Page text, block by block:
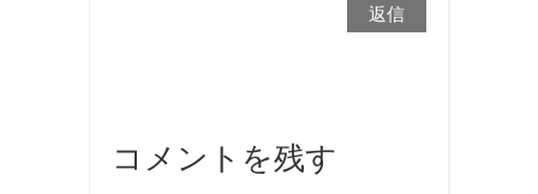
返信
コメントを残す